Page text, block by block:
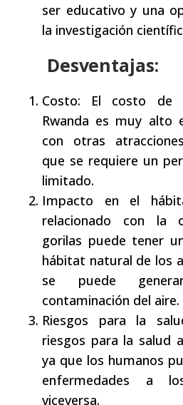
ser educativo y una
la investigación
Desventajas:
Costo: El costo de
Rwanda es muy alto
con otras
que se requiere un
limitado.
Impacto en el
relacionado con la
gorilas puede tener
hábitat natural de los
se puede
contaminación del aire.
Riesgos para la
riesgos para la salud
ya que los humanos
enfermedades a
viceversa.